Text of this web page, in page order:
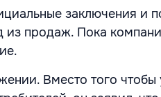
заключения и
из продаж. Пока
Вместо того чтобы